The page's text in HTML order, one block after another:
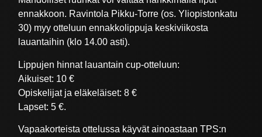
ennakkoon. Ravintola Pikku-Torre (os. Yliopistonkatu
30) myy otteluun ennakkolippuja keskiviikosta
lauantaihin (klo 14.00 asti).
Lippujen hinnat lauantain cup-otteluun:
Aikuiset: 10 €
Opiskelijat ja eläkeläiset: 8 €
Lapset: 5 €.
Vapaakorteista ottelussa käyvät ainoastaan TPS:n